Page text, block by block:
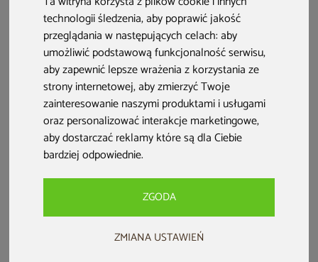
technologii śledzenia, aby poprawić jakość
przeglądania w następujących celach:aby
umożliwić podstawową funkcjonalność serwisu,
aby zapewnić lepsze wrażenia z korzystania ze
strony internetowej,aby zmierzyć Twoje
zainteresowanie naszymi produktami i usługami
oraz personalizować interakcje marketingowe,
aby dostarczać reklamy które są dla Ciebie
bardziej odpowiednie.
ZGODA
ZMIANA USTAWIEŃ
Sprawdź, jak i kiedy bezpiecznie można korzystać z
masażera nóg i pleców w ciąży.
Fotel masujący w ciąży – najważniejsze informacje: